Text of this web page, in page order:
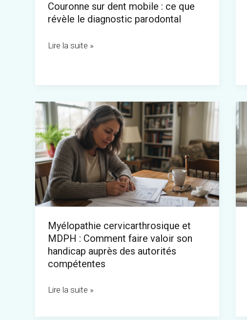
Couronne sur dent mobile : ce que
révèle le diagnostic parodontal
le
diagnostic
parodontal
Lire la suite »
Myélopathie cervicarthrosique et
MDPH : Comment faire valoir son
handicap auprès des autorités
compétentes
Myélopathie
cervicarthrosique
et
MDPH
Comment
faire
son
handicap
auprès
autorités
Lire la suite »